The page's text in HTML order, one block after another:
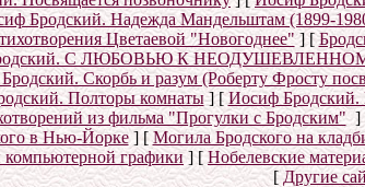
Бродский. Надежда Мандельштам (1899-
Цветаевой "Новогоднее"] [
С ЛЮБОВЬЮ К НЕОДУШЕВЛЕННОМУ:
Скорбь и разум (Роберту Фросту
Полторы комнаты] [Иосиф Бродский.
из фильма "Прогулки с Бродским"]
в Нью-Йорке] [ Могила Бродского на
компьютерной графики] [ Нобелевские
[Другие